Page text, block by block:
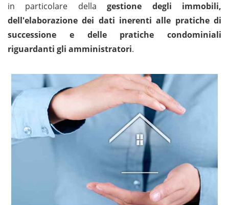
in particolare dellagestione degli immobili,
dell'elaborazione dei dati inerenti alle pratiche di
successione e delle pratiche condominiali
riguardanti gli amministratori.